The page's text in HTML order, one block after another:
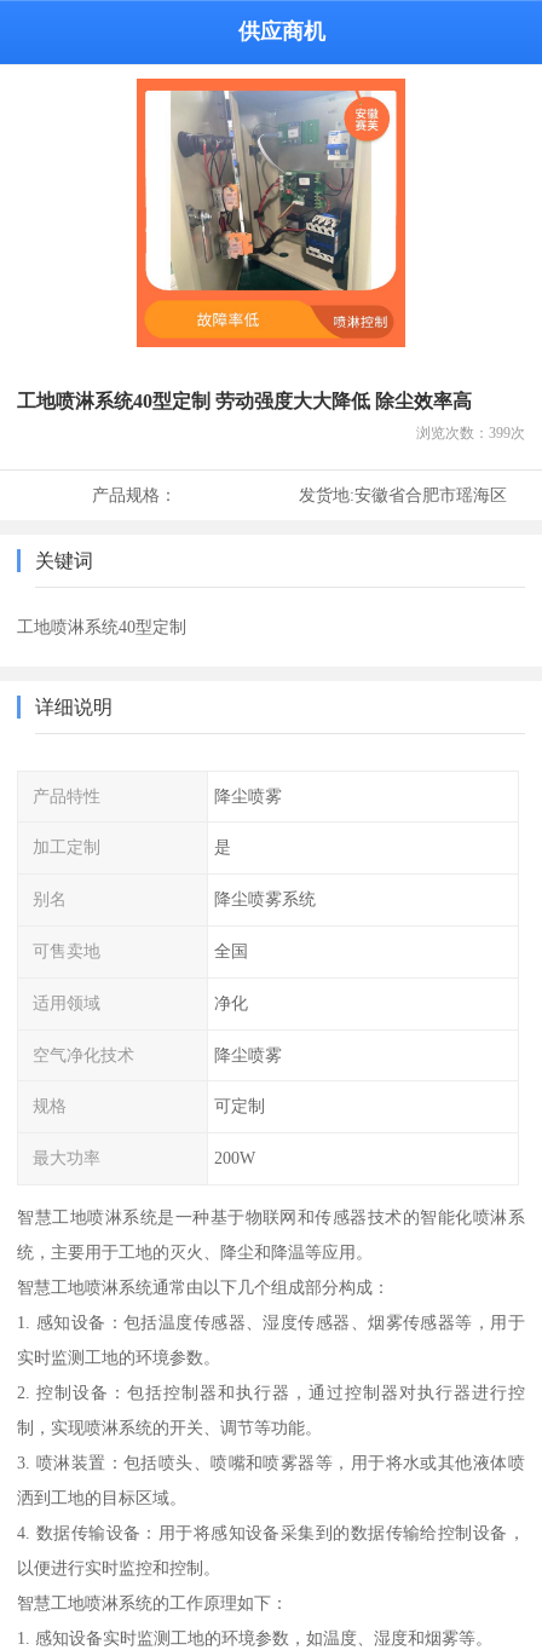
供应商机
工地喷淋系统40型定制 劳动强度大大降低 除尘效率高
浏览次数： 399次
产品规格： 发货地:安徽省合肥市瑶海区
关键词
工地喷淋系统40型定制
详细说明
产品特性 降尘喷雾
加工定制 是
别名 降尘喷雾系统
可售卖地 全国
适用领域 净化
空气净化技术 降尘喷雾
规格 可定制
最大功率 200W
智慧工地喷淋系统是一种基于物联网和传感器技术的智能化喷淋系
统，主要用于工地的灭火、降尘和降温等应用。
智慧工地喷淋系统通常由以下几个组成部分构成：
1. 感知设备：包括温度传感器、湿度传感器、烟雾传感器等，用于
实时监测工地的环境参数。
2. 控制设备：包括控制器和执行器，通过控制器对执行器进行控
制，实现喷淋系统的开关、调节等功能。
3. 喷淋装置：包括喷头、喷嘴和喷雾器等，用于将水或其他液体喷
洒到工地的目标区域。
4. 数据传输设备：用于将感知设备采集到的数据传输给控制设备，
以便进行实时监控和控制。
智慧工地喷淋系统的工作原理如下：
1. 感知设备实时监测工地的环境参数，如温度、湿度和烟雾等。